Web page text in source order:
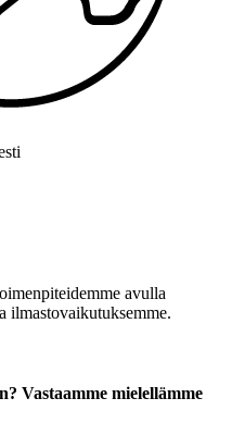
avulla
ilmastovaikutuksemme.
Vastaamme mielellämme